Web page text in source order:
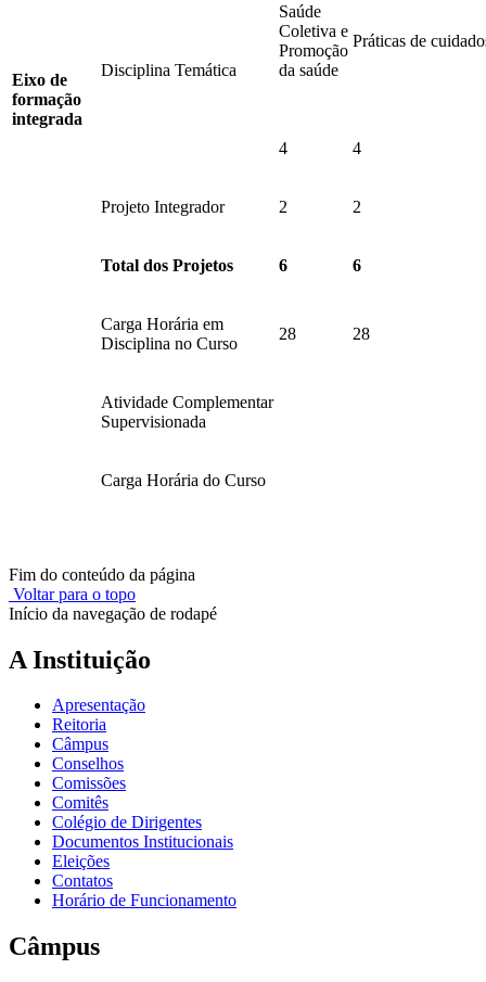
Eixo de
formação
integrada
Disciplina Temática
Saúde
Coletiva e
Promoção
da saúde
Práticas de
4 4
Projeto Integrador 2 2
Total dos Projetos 6 6
Carga Horária em
Disciplina no Curso
28 28
Atividade Complementar
Supervisionada
Carga Horária do Curso
Fim do conteúdo da página
Voltar para o topo
Início da navegação de rodapé
A Instituição
Apresentação
Reitoria
Câmpus
Conselhos
Comissões
Comitês
Colégio de Dirigentes
Documentos Institucionais
Eleições
Contatos
Horário de Funcionamento
Câmpus